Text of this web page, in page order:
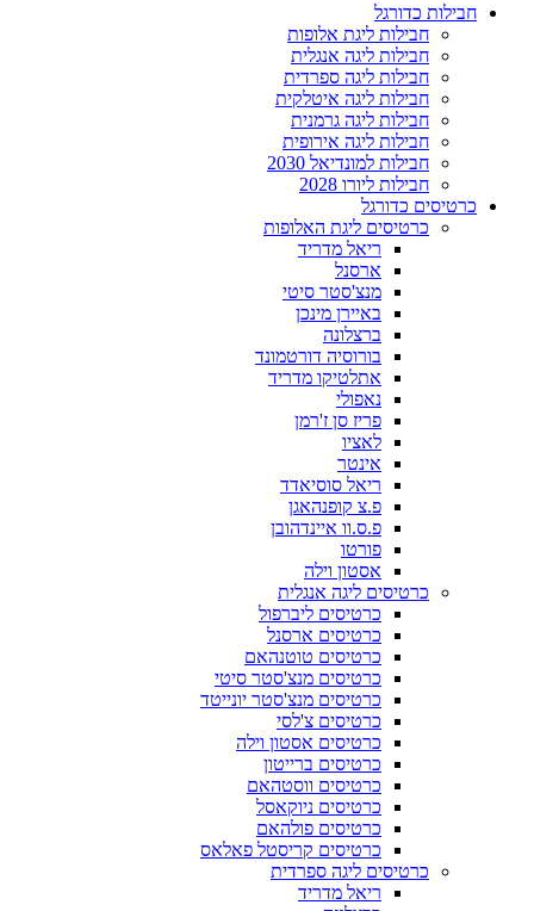
חבילות כדורגל
חבילות ליגת אלופות
חבילות ליגה אנגלית
חבילות ליגה ספרדית
חבילות ליגה איטלקית
חבילות ליגה גרמנית
חבילות ליגה אירופית
חבילות למונדיאל 2030
חבילות ליורו 2028
כרטיסים כדורגל
כרטיסים ליגת האלופות
ריאל מדריד
ארסנל
מנצ'סטר סיטי
באיירן מינכן
ברצלונה
בורוסיה דורטמונד
אתלטיקו מדריד
נאפולי
פריז סן ז'רמן
לאציו
אינטר
ריאל סוסיאדד
פ.צ קופנהאגן
פ.ס.וו איינדהובן
פורטו
אסטון וילה
כרטיסים ליגה אנגלית
כרטיסים ליברפול
כרטיסים ארסנל
כרטיסים טוטנהאם
כרטיסים מנצ'סטר סיטי
כרטיסים מנצ'סטר יונייטד
כרטיסים צ'לסי
כרטיסים אסטון וילה
כרטיסים ברייטון
כרטיסים ווסטהאם
כרטיסים ניוקאסל
כרטיסים פולהאם
כרטיסים קריסטל פאלאס
כרטיסים ליגה ספרדית
ריאל מדריד